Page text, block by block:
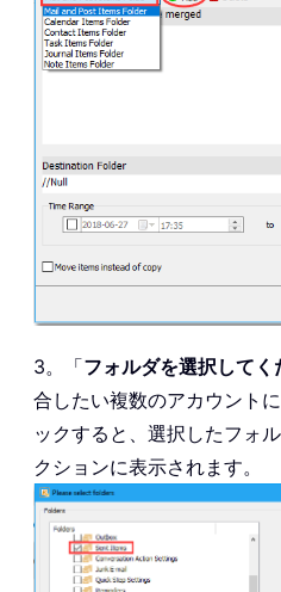
3。「フォルダを選択してく
合したい複数のアカウント
ックすると、選択したフォ
クションに表示されます。